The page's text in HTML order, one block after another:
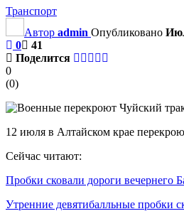
Транспорт
Автор admin Опубликовано
0
41
Поделится
0
(0)
12 июля в Алтайском крае
Сейчас читают:
Пробки сковали дороги вечернего
Утренние девятибалльные пробки